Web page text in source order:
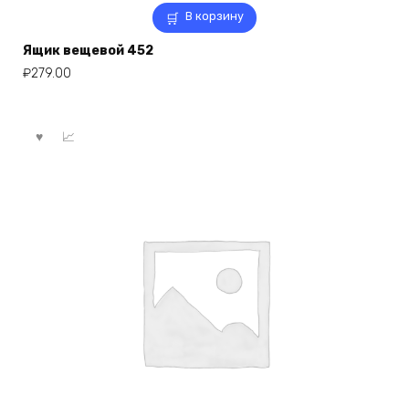
В корзину
Ящик вещевой 452
₽279.00